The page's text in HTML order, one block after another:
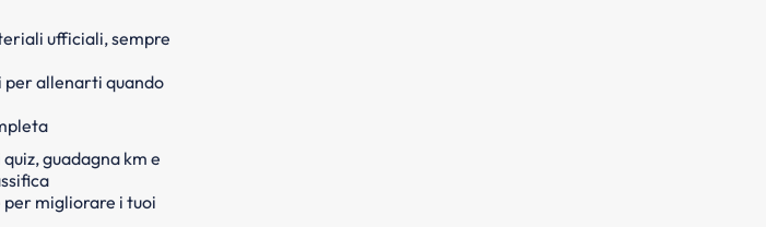
ufficiali, sempre
per allenarti quando
guadagna km e
migliorare i tuoi